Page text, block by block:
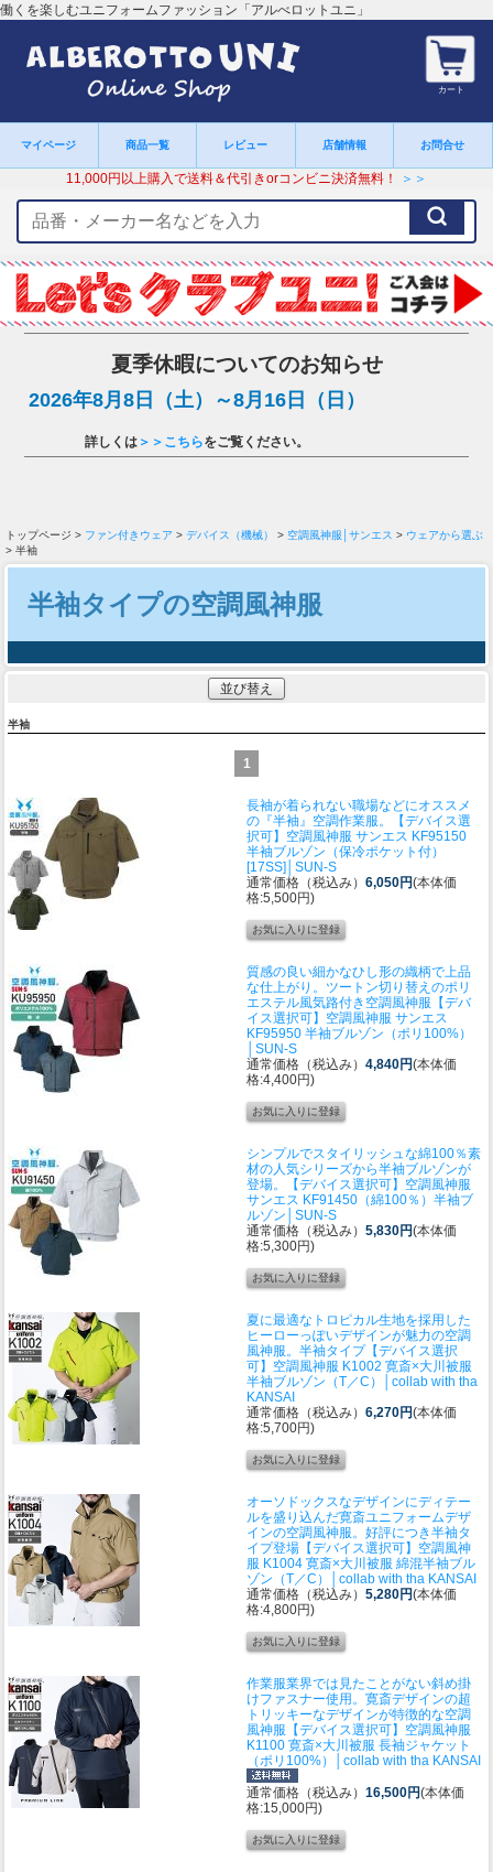
働くを楽しむユニフォームファッション「アルべロットユニ」
カート
マイページ 商品一覧 レビュー 店舗情報 お問合せ
11,000円以上購入で送料＆代引きorコンビニ決済無料！ ＞＞
ー
ワ
ー
ド
夏季休暇についてのお知らせ
2026年8月8日（土）～8月16日（日）
詳しくは ＞＞こちらをご覧ください。
トップページ > ファン付きウェア > デバイス（機械） > 空調風神服│サンエス > ウェアから選ぶ
> 半袖
半袖タイプの空調風神服
並び替え
半袖
1
長袖が着られない職場などにオススメ
の『半袖』空調作業服。
【デバイス選
択可】空調風神服 サンエス KF95150
半袖ブルゾン（保冷ポケット付）
[17SS]│SUN-S
通常価格（税込み） 6,050円(本体価
格:5,500円)
質感の良い細かなひし形の織柄で上品
な仕上がり。ツートン切り替えのポリ
エステル風気路付き空調風神服 【デバ
イス選択可】空調風神服 サンエス
KF95950 半袖ブルゾン（ポリ100%）
│SUN-S
通常価格（税込み） 4,840円(本体価
格:4,400円)
シンプルでスタイリッシュな綿100％素
材の人気シリーズから半袖ブルゾンが
登場。
【デバイス選択可】空調風神服
サンエス KF91450（綿100％）半袖ブ
ルゾン│SUN-S
通常価格（税込み） 5,830円(本体価
格:5,300円)
夏に最適なトロピカル生地を採用した
ヒーローっぽいデザインが魅力の空調
風神服。半袖タイプ【デバイス選択
可】空調風神服 K1002 寛斎×大川被服
半袖ブルゾン（T／C）│collab with tha
KANSAI
通常価格（税込み） 6,270円(本体価
格:5,700円)
オーソドックスなデザインにディテー
ルを盛り込んだ寛斎ユニフォームデザ
インの空調風神服。好評につき半袖タ
イプ登場 【デバイス選択可】空調風神
服 K1004 寛斎×大川被服 綿混半袖ブル
ゾン（T／C）│collab with tha KANSAI
通常価格（税込み） 5,280円(本体価
格:4,800円)
作業服業界では見たことがない斜め掛
けファスナー使用。寛斎デザインの超
トリッキーなデザインが特徴的な空調
風神服 【デバイス選択可】空調風神服
K1100 寛斎×大川被服 長袖ジャケット
（ポリ100%）│collab with tha KANSAI
通常価格（税込み） 16,500円(本体価
格:15,000円)